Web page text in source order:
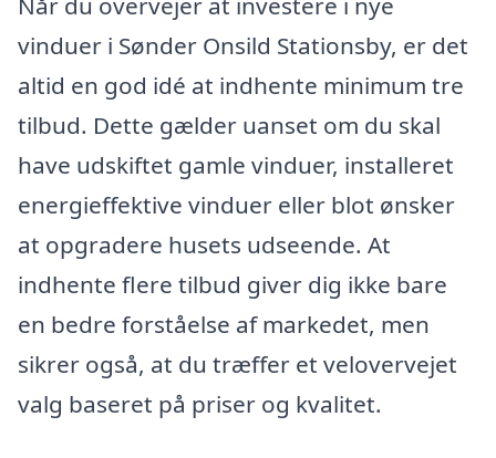
vinduer i Sønder Onsild Stationsby, er det
altid en god idé at indhente minimum tre
tilbud. Dette gælder uanset om du skal
have udskiftet gamle vinduer, installeret
energieffektive vinduer eller blot ønsker
at opgradere husets udseende. At
indhente flere tilbud giver dig ikke bare
en bedre forståelse af markedet, men
sikrer også, at du træffer et velovervejet
valg baseret på priser og kvalitet.